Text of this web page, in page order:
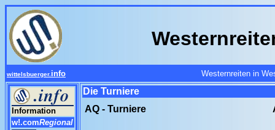
wittelsbuerger. info Westernreiten in
Information
w!.comRegional
Die Turniere
AQ - Turniere